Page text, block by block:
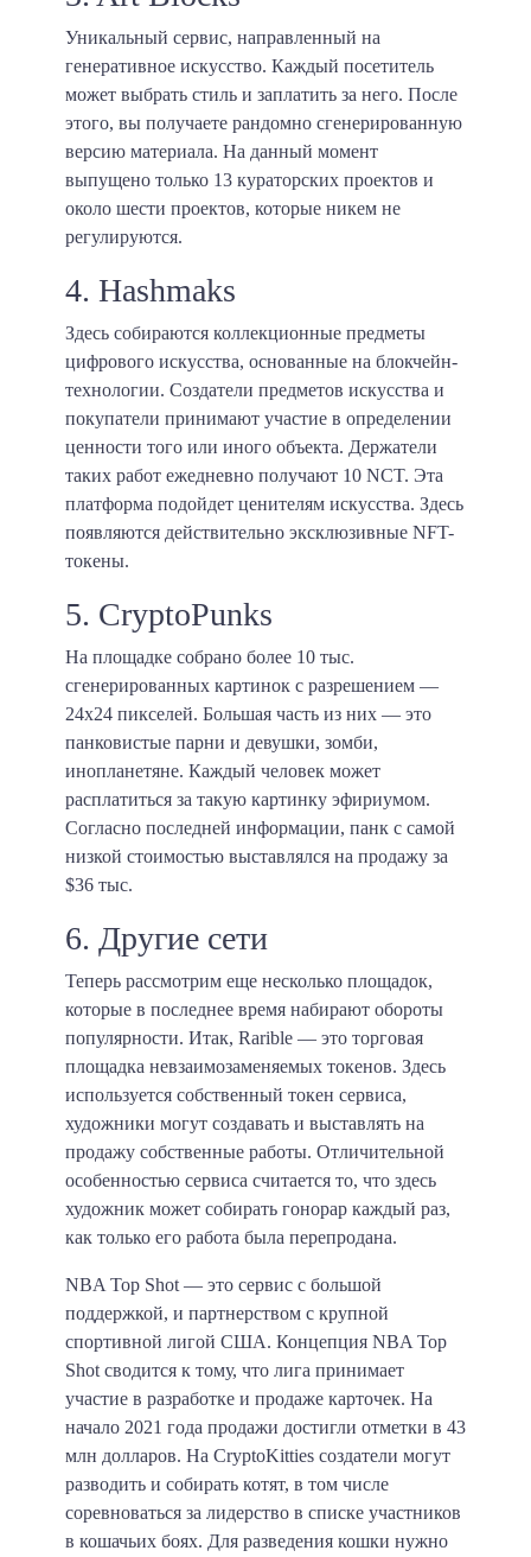
Уникальный сервис, направленный на
генеративное искусство. Каждый посетитель
может выбрать стиль и заплатить за него. После
этого, вы получаете рандомно сгенерированную
версию материала. На данный момент
выпущено только 13 кураторских проектов и
около шести проектов, которые никем не
регулируются.
4. Hashmaks
Здесь собираются коллекционные предметы
цифрового искусства, основанные на блокчейн-
технологии. Создатели предметов искусства и
покупатели принимают участие в определении
ценности того или иного объекта. Держатели
таких работ ежедневно получают 10 NCT. Эта
платформа подойдет ценителям искусства. Здесь
появляются действительно эксклюзивные NFT-
токены.
5. CryptoPunks
На площадке собрано более 10 тыс.
сгенерированных картинок с разрешением —
24х24 пикселей. Большая часть из них — это
панковистые парни и девушки, зомби,
инопланетяне. Каждый человек может
расплатиться за такую картинку эфириумом.
Согласно последней информации, панк с самой
низкой стоимостью выставлялся на продажу за
$36 тыс.
6. Другие сети
Теперь рассмотрим еще несколько площадок,
которые в последнее время набирают обороты
популярности. Итак, Rarible — это торговая
площадка невзаимозаменяемых токенов. Здесь
используется собственный токен сервиса,
художники могут создавать и выставлять на
продажу собственные работы. Отличительной
особенностью сервиса считается то, что здесь
художник может собирать гонорар каждый раз,
как только его работа была перепродана.
NBA Top Shot — это сервис с большой
поддержкой, и партнерством с крупной
спортивной лигой США. Концепция NBA Top
Shot сводится к тому, что лига принимает
участие в разработке и продаже карточек. На
начало 2021 года продажи достигли отметки в 43
млн долларов. На CryptoKitties создатели могут
разводить и собирать котят, в том числе
соревноваться за лидерство в списке участников
в кошачьих боях. Для разведения кошки нужно